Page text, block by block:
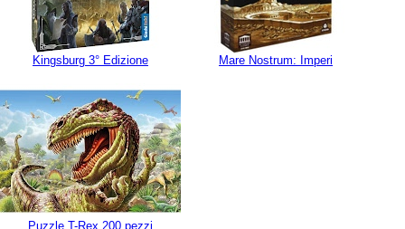
Kingsburg 3° Edizione Mare Nostrum: Imperi
Puzzle T-Rex 200 pezzi